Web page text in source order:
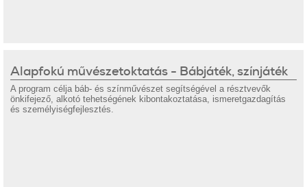
Alapfokú művészetoktatás - Bábjáték, színjáték
A program célja báb- és színművészet segítségével a résztvevők
önkifejező, alkotó tehetségének kibontakoztatása, ismeretgazdagítás
és személyiségfejlesztés.